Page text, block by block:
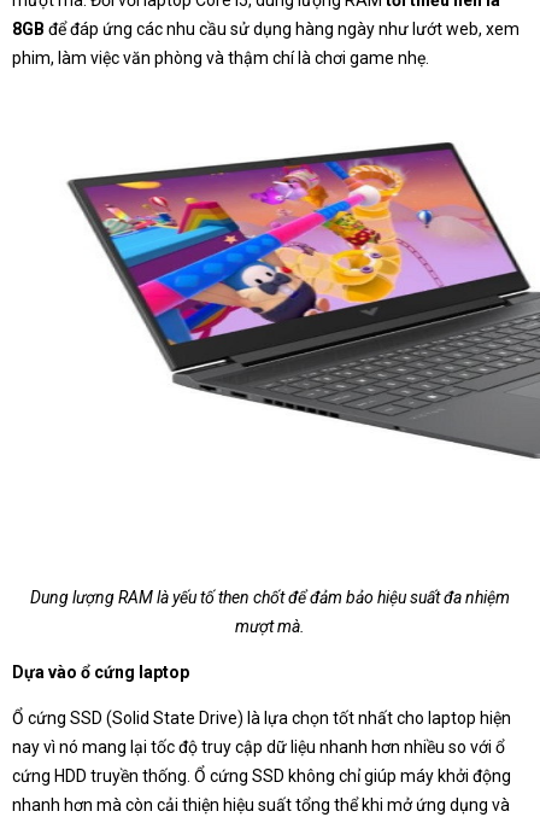
8GB để đáp ứng các nhu cầu sử dụng hàng ngày như lướt web, xem
phim, làm việc văn phòng và thậm chí là chơi game nhẹ.
Dung lượng RAM là yếu tố then chốt để đảm bảo hiệu suất đa nhiệm
mượt mà.
Dựa vào ổ cứng laptop
Ổ cứng SSD (Solid State Drive) là lựa chọn tốt nhất cho laptop hiện
nay vì nó mang lại tốc độ truy cập dữ liệu nhanh hơn nhiều so với ổ
cứng HDD truyền thống. Ổ cứng SSD không chỉ giúp máy khởi động
nhanh hơn mà còn cải thiện hiệu suất tổng thể khi mở ứng dụng và